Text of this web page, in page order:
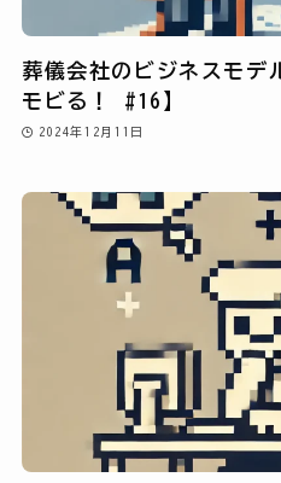
葬儀会社のビジネスモデ
モビる！ #16】
2024年12月11日